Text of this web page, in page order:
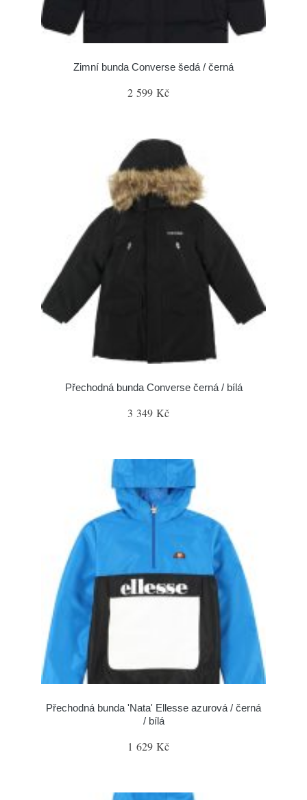
Zimní bunda Converse šedá / černá
2 599 Kč
Přechodná bunda Converse černá / bílá
3 349 Kč
Přechodná bunda 'Nata' Ellesse azurová / černá
/ bílá
1 629 Kč